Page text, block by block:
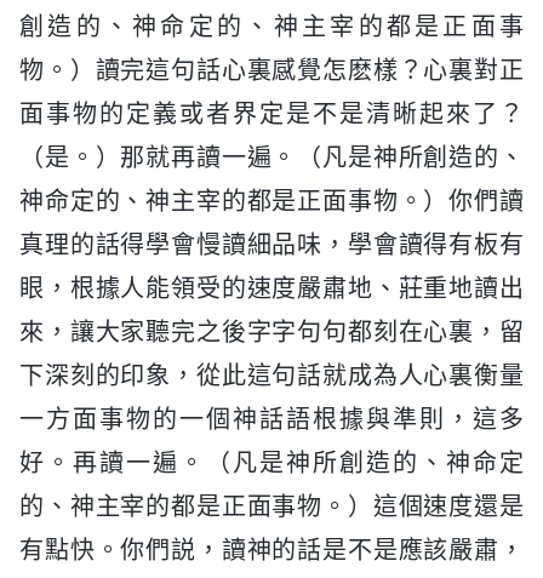
創造的、神命定的、神主宰的都是正面事
物。）讀完這句話心裏感覺怎麽樣？心裏對正
面事物的定義或者界定是不是清晰起來了？
（是。）那就再讀一遍。（凡是神所創造的、
神命定的、神主宰的都是正面事物。）你們讀
真理的話得學會慢讀細品味，學會讀得有板有
眼，根據人能領受的速度嚴肅地、莊重地讀出
來，讓大家聽完之後字字句句都刻在心裏，留
下深刻的印象，從此這句話就成為人心裏衡量
一方面事物的一個神話語根據與準則，這多
好。再讀一遍。（凡是神所創造的、神命定
的、神主宰的都是正面事物。）這個速度還是
有點快。你們説，讀神的話是不是應該嚴肅，